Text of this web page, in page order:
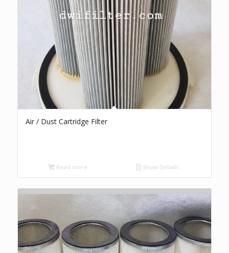
Air / Dust Cartridge Filter
Read more Show Details